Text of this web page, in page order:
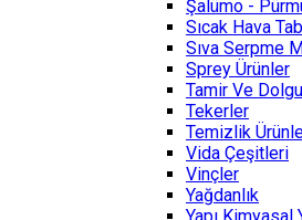
Şalümo -
Sıcak Hava
Sıva Serpme
Sprey Ürünler
Tamir Ve
Tekerler
Temizlik
Vida Çeşitleri
Vinçler
Yağdanlık